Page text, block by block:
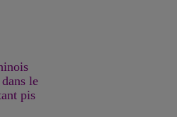
le
pis